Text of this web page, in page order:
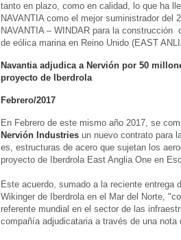
tanto en plazo, como en calidad, lo que ha
NAVANTIA como el mejor suministrador del
NAVANTIA – WINDAR para la
de eólica marina en Reino Unido (EAST
Navantia adjudica a Nervión por 50
proyecto de Iberdrola
Febrero/2017
En Febrero de este mismo año 2017, se
Nervión Industries un nuevo contrato para
es, estructuras de acero que sujetan los
proyecto de Iberdrola East Anglia One en
Este acuerdo, sumado a la reciente entrega
Wikinger de Iberdrola en el Mar del Norte,
referente mundial en el sector de las
compañía adjudicataria a través de una nota